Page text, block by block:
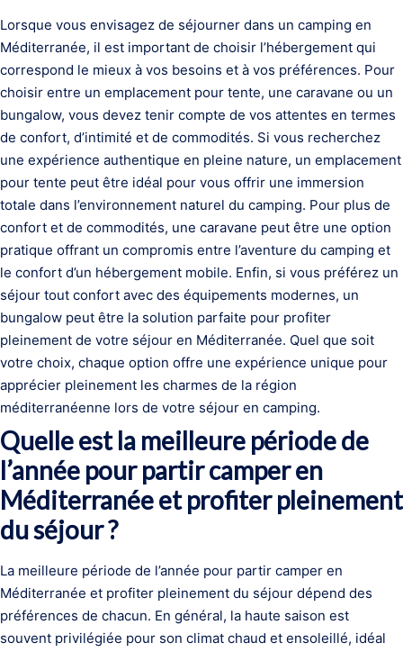
Lorsque vous envisagez de séjourner dans un camping en
Méditerranée, il est important de choisir l’hébergement qui
correspond le mieux à vos besoins et à vos préférences. Pour
choisir entre un emplacement pour tente, une caravane ou un
bungalow, vous devez tenir compte de vos attentes en termes
de confort, d’intimité et de commodités. Si vous recherchez
une expérience authentique en pleine nature, un emplacement
pour tente peut être idéal pour vous offrir une immersion
totale dans l’environnement naturel du camping. Pour plus de
confort et de commodités, une caravane peut être une option
pratique offrant un compromis entre l’aventure du camping et
le confort d’un hébergement mobile. Enfin, si vous préférez un
séjour tout confort avec des équipements modernes, un
bungalow peut être la solution parfaite pour profiter
pleinement de votre séjour en Méditerranée. Quel que soit
votre choix, chaque option offre une expérience unique pour
apprécier pleinement les charmes de la région
méditerranéenne lors de votre séjour en camping.
Quelle est la meilleure période de
l’année pour partir camper en
Méditerranée et profiter pleinement
du séjour ?
La meilleure période de l’année pour partir camper en
Méditerranée et profiter pleinement du séjour dépend des
préférences de chacun. En général, la haute saison est
souvent privilégiée pour son climat chaud et ensoleillé, idéal